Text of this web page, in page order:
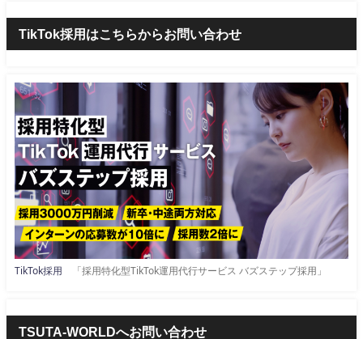
TikTok採用はこちらからお問い合わせ
TikTok採用 「採用特化型TikTok運用代行サービス バズステップ採用」
TSUTA-WORLDへお問い合わせ